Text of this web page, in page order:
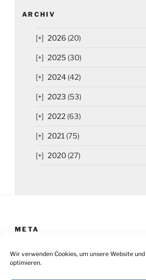
Wir verwenden Cookies, um unsere Website
optimieren.
ARCHIV
2026 (20)
2025 (30)
2024 (42)
2023 (53)
2022 (63)
2021 (75)
2020 (27)
META
Impressum